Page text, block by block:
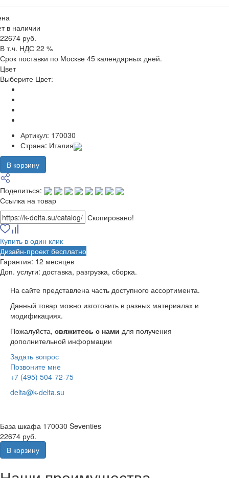
в наличии
22674 руб.
В т.ч. НДС 22 %
Срок поставки по Москве 45 календарных дней.
Цвет
Выберите Цвет:
Артикул: 170030
Страна: Италия
В корзину
Поделиться:
Ссылка на товар
Скопировано!
Купить в один клик
Дизайн-проект бесплатно
Гарантия: 12 месяцев
Доп. услуги: доставка, разгрузка, сборка.
На сайте представлена часть доступного ассортимента.
Данный товар можно изготовить в разных материалах и
модификациях.
Пожалуйста, свяжитесь с нами для получения
дополнительной информации
Задать вопрос
Позвоните мне
+7 (495) 504-72-75
delta@k-delta.su
База шкафа 170030 Seventies
22674 руб.
В корзину